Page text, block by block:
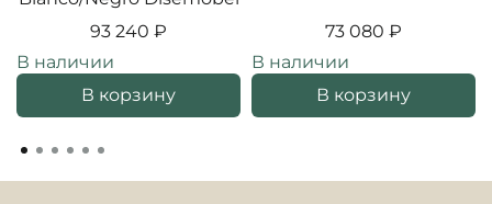
93 240 ₽
В наличии
В корзину
73 080 ₽
В наличии
В корзину